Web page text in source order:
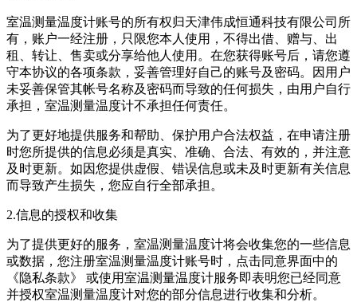
室温测量温度计账号的所有权归天津伟成恒通科技有限公司 所
有，账户一经注册，只限您本人使用，不得出借、赠与、出
租、转让、售卖或分享给他人使用。在您获得账号后，请您遵
守本协议的各项条款，妥善管理好自己的账号及密码。因用户
未妥善保管其帐号名称及密码而导致的任何损失，由用户自行
承担， 室温测量温度计不承担任何责任。
为了更好地提供服务和帮助、保护用户合法权益，在申请注册
时您所提供的信息必须是真实、准确、合法、有效的，并注意
及时更新。如因您提供虚假、错误信息或未及时更新有关信息
而导致产生损失，您应自行全部承担。
2.信息的授权和收集
为了提供更好的服务， 室温测量温度计将会收集您的一些信息
或数据，您注册室温测量温度计账号时，点击同意界面中的
《隐私条款》 或使用室温测量温度计服务即表明您已经同意
并授权室温测量温度计对您的部分信息进行收集和分析。